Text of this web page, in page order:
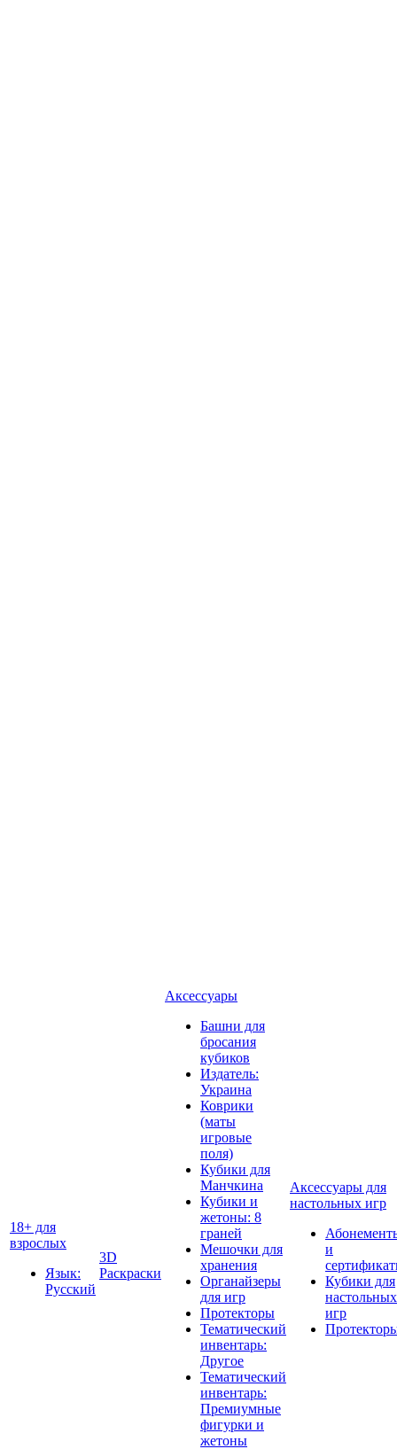
18+ для
взрослых
Язык:
Русский
3D
Раскраски
Аксессуары
Башни для
бросания
кубиков
Издатель:
Украина
Коврики
(маты
игровые
поля)
Кубики для
Манчкина
Кубики и
жетоны: 8
граней
Мешочки для
хранения
Органайзеры
для игр
Протекторы
Тематический
инвентарь:
Другое
Тематический
инвентарь:
Премиумные
фигурки и
жетоны
Аксессуары для
настольных игр
и
Кубики для
настольных
игр